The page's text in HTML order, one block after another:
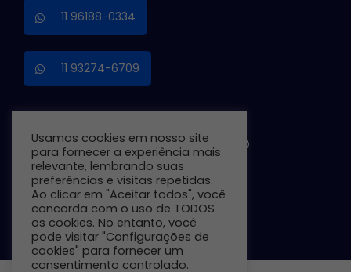
11 96188-0334
11 93274-6709
TRABALHE CONOSCO
Preencha o Formulário
Usamos cookies em nosso site
para fornecer a experiência mais
relevante, lembrando suas
preferências e visitas repetidas.
Ao clicar em "Aceitar todos", você
concorda com o uso de TODOS
os cookies. No entanto, você
pode visitar "Configurações de
cookies" para fornecer um
consentimento controlado.